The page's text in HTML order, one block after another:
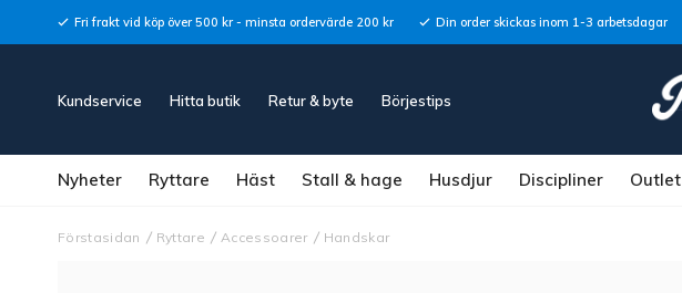
Fri frakt vid köp över 500 kr - minsta ordervärde 200 kr Din order skickas inom 1-3 arbetsdagar
Kundservice Hitta butik Retur & byte Börjestips
Nyheter Ryttare Häst Stall & hage Husdjur Discipliner Outlet
Förstasidan Ryttare Accessoarer Handskar